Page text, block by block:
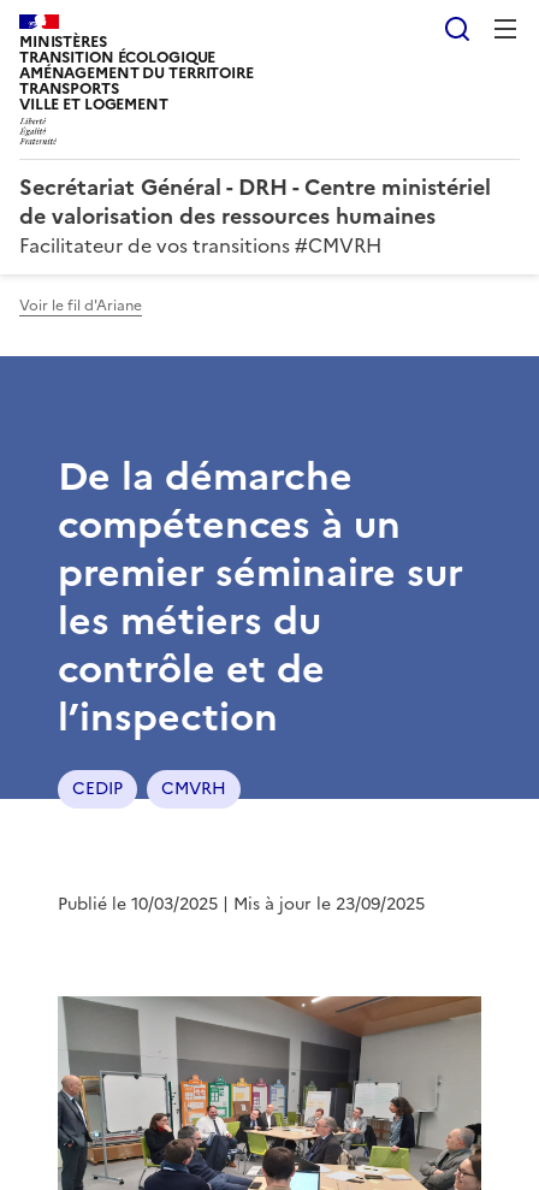
MINISTÈRES
TRANSITION ÉCOLOGIQUE
AMÉNAGEMENT DU TERRITOIRE
TRANSPORTS
VILLE ET LOGEMENT
Secrétariat Général - DRH - Centre ministériel
de valorisation des ressources humaines
Facilitateur de vos transitions #CMVRH
Voir le fil d'Ariane
De la démarche
compétences à un
premier séminaire sur
les métiers du
contrôle et de
l’inspection
CEDIP CMVRH
Publié le 10/03/2025 | Mis à jour le 23/09/2025